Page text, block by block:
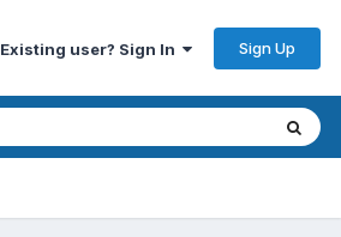
Existing user? Sign In Sign Up